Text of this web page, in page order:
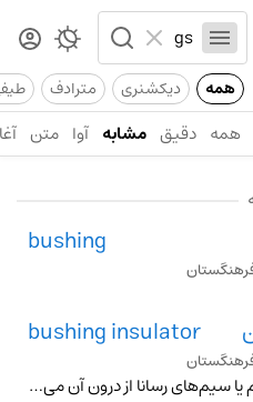
همه دیکشنری مترادف
همه دقیق مشابه آوا متن
bushing
bushing insulator
مقره‌ای که سیم یا سیم‌های رسانا از درون آن می‌گذرد تا رسانا از محیط اطراف جدا شود متـ . گذربان bushing